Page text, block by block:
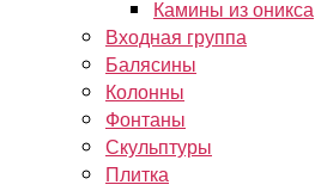
Камины из оникса
Входная группа
Балясины
Колонны
Фонтаны
Скульптуры
Плитка